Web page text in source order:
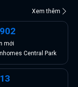
Xem thêm
902
mới
Central Park
13